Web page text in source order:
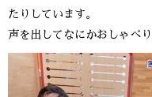
たりしています。
声を出してなにかおしゃべり